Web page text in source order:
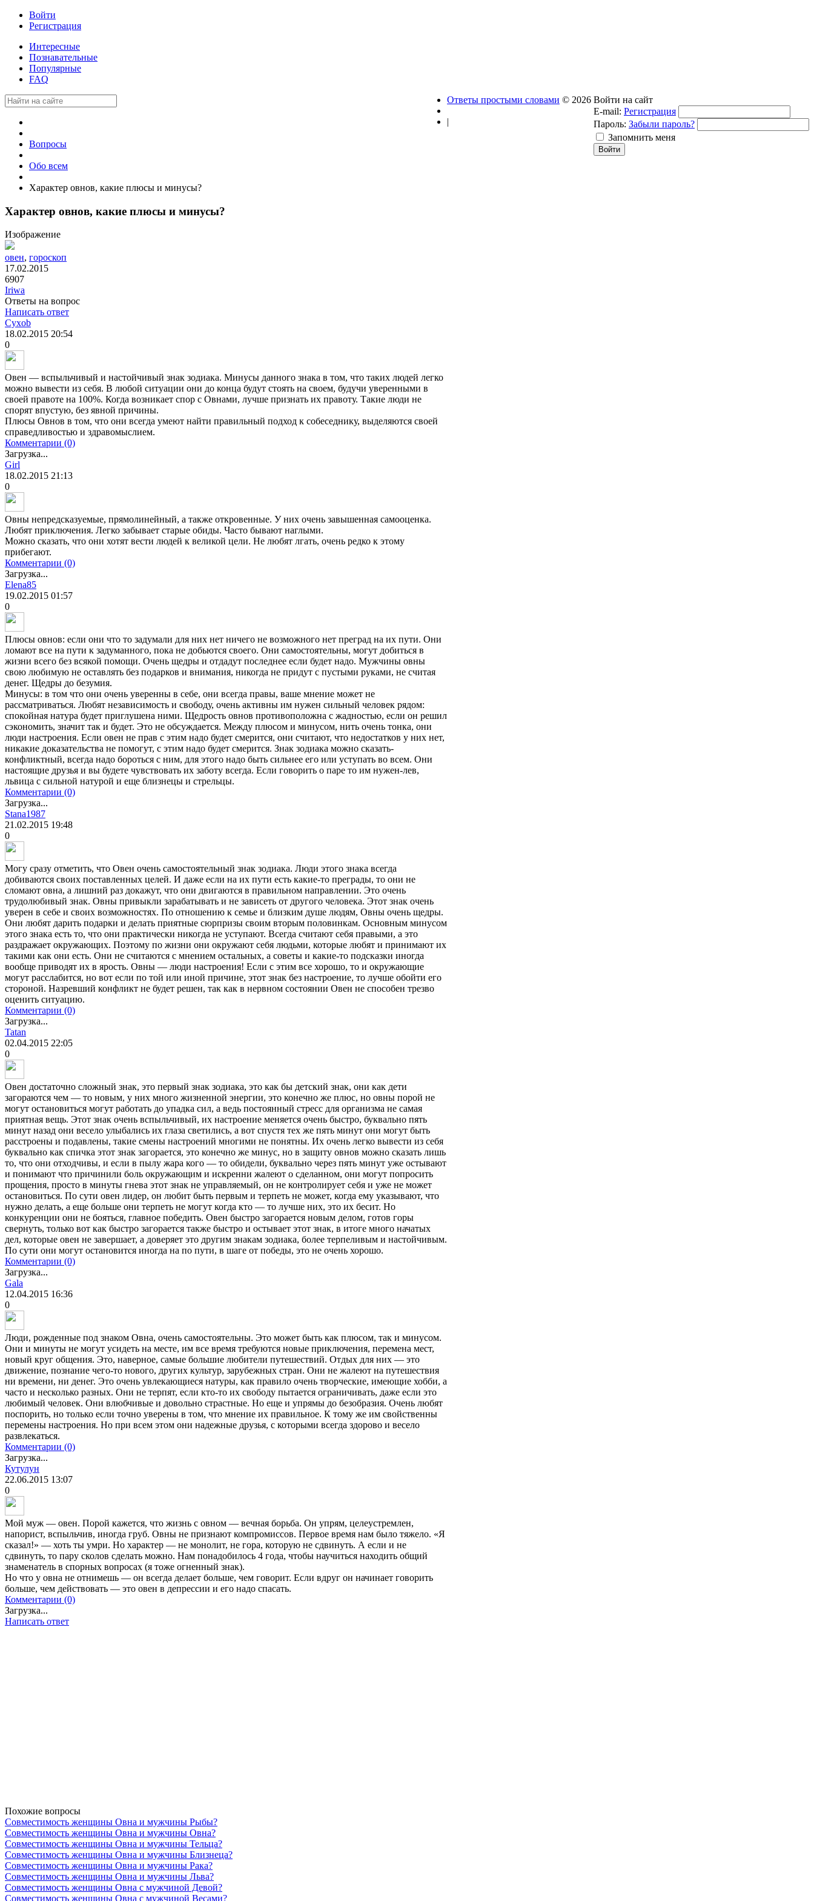
Войти
Регистрация
Интересные
Познавательные
Популярные
FAQ
Вопросы
Обо всем
Характер овнов, какие плюсы и минусы?
Характер овнов, какие плюсы и минусы?
Изображение
овен, гороскоп
17.02.2015
6907
Iriwa
Ответы на вопрос
Написать ответ
Cyxob
18.02.2015 20:54
0
Овен — вспыльчивый и настойчивый знак зодиака. Минусы данного знака в том, что таких людей легко
можно вывести из себя. В любой ситуации они до конца будут стоять на своем, будучи уверенными в
своей правоте на 100%. Когда возникает спор с Овнами, лучше признать их правоту. Такие люди не
спорят впустую, без явной причины.
Плюсы Овнов в том, что они всегда умеют найти правильный подход к собеседнику, выделяются своей
справедливостью и здравомыслием.
Комментарии (0)
Загрузка...
Girl
18.02.2015 21:13
0
Овны непредсказуемые, прямолинейный, а также откровенные. У них очень завышенная самооценка.
Любят приключения. Легко забывает старые обиды. Часто бывают наглыми.
Можно сказать, что они хотят вести людей к великой цели. Не любят лгать, очень редко к этому
прибегают.
Комментарии (0)
Загрузка...
Elena85
19.02.2015 01:57
0
Плюсы овнов: если они что то задумали для них нет ничего не возможного нет преград на их пути. Они
ломают все на пути к задуманного, пока не добьются своего. Они самостоятельны, могут добиться в
жизни всего без всякой помощи. Очень щедры и отдадут последнее если будет надо. Мужчины овны
свою любимую не оставлять без подарков и внимания, никогда не придут с пустыми руками, не считая
денег. Щедры до безумия.
Минусы: в том что они очень уверенны в себе, они всегда правы, ваше мнение может не
рассматриваться. Любят независимость и свободу, очень активны им нужен сильный человек рядом:
спокойная натура будет приглушена ними. Щедрость овнов противоположна с жадностью, если он решил
сэкономить, значит так и будет. Это не обсуждается. Между плюсом и минусом, нить очень тонка, они
люди настроения. Если овен не прав с этим надо будет смерится, они считают, что недостатков у них нет,
никакие доказательства не помогут, с этим надо будет смерится. Знак зодиака можно сказать-
конфликтный, всегда надо бороться с ним, для этого надо быть сильнее его или уступать во всем. Они
настоящие друзья и вы будете чувствовать их заботу всегда. Если говорить о паре то им нужен-лев,
львица с сильной натурой и еще близнецы и стрельцы.
Комментарии (0)
Загрузка...
Stana1987
21.02.2015 19:48
0
Могу сразу отметить, что Овен очень самостоятельный знак зодиака. Люди этого знака всегда
добиваются своих поставленных целей. И даже если на их пути есть какие-то преграды, то они не
сломают овна, а лишний раз докажут, что они двигаются в правильном направлении. Это очень
трудолюбивый знак. Овны привыкли зарабатывать и не зависеть от другого человека. Этот знак очень
уверен в себе и своих возможностях. По отношению к семье и близким душе людям, Овны очень щедры.
Они любят дарить подарки и делать приятные сюрпризы своим вторым половинкам. Основным минусом
этого знака есть то, что они практически никогда не уступают. Всегда считают себя правыми, а это
раздражает окружающих. Поэтому по жизни они окружают себя людьми, которые любят и принимают их
такими как они есть. Они не считаются с мнением остальных, а советы и какие-то подсказки иногда
вообще приводят их в ярость. Овны — люди настроения! Если с этим все хорошо, то и окружающие
могут расслабится, но вот если по той или иной причине, этот знак без настроение, то лучше обойти его
стороной. Назревший конфликт не будет решен, так как в нервном состоянии Овен не способен трезво
оценить ситуацию.
Комментарии (0)
Загрузка...
Tatan
02.04.2015 22:05
0
Овен достаточно сложный знак, это первый знак зодиака, это как бы детский знак, они как дети
загораются чем — то новым, у них много жизненной энергии, это конечно же плюс, но овны порой не
могут остановиться могут работать до упадка сил, а ведь постоянный стресс для организма не самая
приятная вещь. Этот знак очень вспыльчивый, их настроение меняется очень быстро, буквально пять
минут назад они весело улыбались их глаза светились, а вот спустя тех же пять минут они могут быть
расстроены и подавлены, такие смены настроений многими не понятны. Их очень легко вывести из себя
буквально как спичка этот знак загорается, это конечно же минус, но в защиту овнов можно сказать лишь
то, что они отходчивы, и если в пылу жара кого — то обидели, буквально через пять минут уже остывают
и понимают что причинили боль окружающим и искренни жалеют о сделанном, они могут попросить
прощения, просто в минуты гнева этот знак не управляемый, он не контролирует себя и уже не может
остановиться. По сути овен лидер, он любит быть первым и терпеть не может, когда ему указывают, что
нужно делать, а еще больше они терпеть не могут когда кто — то лучше них, это их бесит. Но
конкуренции они не бояться, главное победить. Овен быстро загорается новым делом, готов горы
свернуть, только вот как быстро загорается также быстро и остывает этот знак, в итоге много начатых
дел, которые овен не завершает, а доверяет это другим знакам зодиака, более терпеливым и настойчивым.
По сути они могут остановится иногда на по пути, в шаге от победы, это не очень хорошо.
Комментарии (0)
Загрузка...
Gala
12.04.2015 16:36
0
Люди, рожденные под знаком Овна, очень самостоятельны. Это может быть как плюсом, так и минусом.
Они и минуты не могут усидеть на месте, им все время требуются новые приключения, перемена мест,
новый круг общения. Это, наверное, самые большие любители путешествий. Отдых для них — это
движение, познание чего-то нового, других культур, зарубежных стран. Они не жалеют на путешествия
ни времени, ни денег. Это очень увлекающиеся натуры, как правило очень творческие, имеющие хобби, а
часто и несколько разных. Они не терпят, если кто-то их свободу пытается ограничивать, даже если это
любимый человек. Они влюбчивые и довольно страстные. Но еще и упрямы до безобразия. Очень любят
поспорить, но только если точно уверены в том, что мнение их правильное. К тому же им свойственны
перемены настроения. Но при всем этом они надежные друзья, с которыми всегда здорово и весело
развлекаться.
Комментарии (0)
Загрузка...
Кутулун
22.06.2015 13:07
0
Мой муж — овен. Порой кажется, что жизнь с овном — вечная борьба. Он упрям, целеустремлен,
напорист, вспыльчив, иногда груб. Овны не признают компромиссов. Первое время нам было тяжело. «Я
сказал!» — хоть ты умри. Но характер — не монолит, не гора, которую не сдвинуть. А если и не
сдвинуть, то пару сколов сделать можно. Нам понадобилось 4 года, чтобы научиться находить общий
знаменатель в спорных вопросах (я тоже огненный знак).
Но что у овна не отнимешь — он всегда делает больше, чем говорит. Если вдруг он начинает говорить
больше, чем действовать — это овен в депрессии и его надо спасать.
Комментарии (0)
Загрузка...
Написать ответ
Похожие вопросы
Совместимость женщины Овна и мужчины Рыбы?
Совместимость женщины Овна и мужчины Овна?
Совместимость женщины Овна и мужчины Тельца?
Совместимость женщины Овна и мужчины Близнеца?
Совместимость женщины Овна и мужчины Рака?
Совместимость женщины Овна и мужчины Льва?
Совместимость женщины Овна с мужчиной Девой?
Совместимость женщины Овна с мужчиной Весами?
Войти на сайт
E-mail: Регистрация
Пароль: Забыли пароль?
Запомнить меня
Ответы простыми словами © 2026
|